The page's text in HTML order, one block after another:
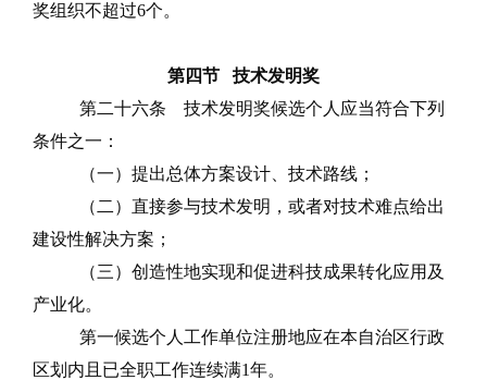
奖组织不超过6个。
第四节
技术发明奖
第二十六条
技术发明奖候选个人应当符合下列
条件之一：
（一）提出总体方案设计、技术路线；
（二）直接参与技术发明，或者对技术难点给出
建设性解决方案；
（三） 创造性地实现和促进科技成果转化应用及
产业化。
第一候选个人工作单位注册地应在本自治区行政
区划内且已全职工作连续满1年。